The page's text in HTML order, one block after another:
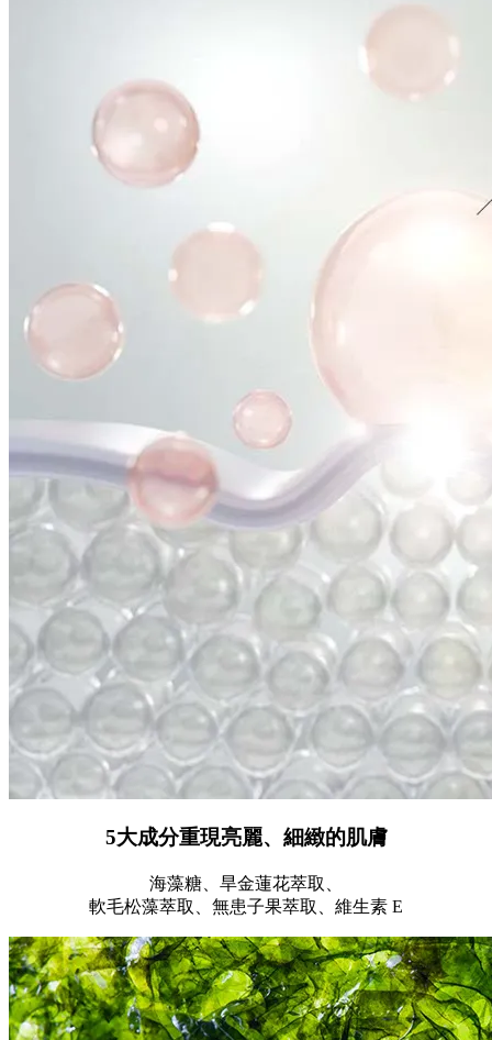
5大成分重現亮麗、細緻的肌膚
海藻糖、旱金蓮花萃取、
軟毛松藻萃取、無患子果萃取、維生素 E